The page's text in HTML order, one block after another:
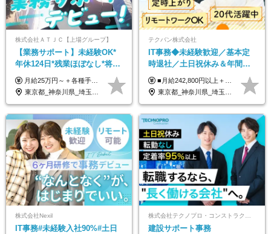
株式会社ＡＴＪＣ【上場グループ】
【業務サポート】未経験OK*
年休124日*残業ほぼなし*将来
活かせる専門スキル
月給25万円～＋各種手当（家族、資格、住宅など） ★ご経験をお持ちの方は前職給与保証！ ※試用期間は6ヶ月 ※上記には固定残業代（33,784円～／20時間分）を含みます。超過分は追加支給致します。 ※経験・スキル・能力を考慮して決定します。ご経験者の方の経験フェーズは不問です。 ＜各種手当＞ 住宅手当／家族手当／資格手当／特別手当など
東京都_神奈川県_埼玉県_千葉県
テクバン株式会社
IT事務◆未経験歓迎／基本定
時退社／土日祝休み＆年間休
日123日／賞与年2回／研修制
度充実／リモートOK
■月給242,800円以上＋諸手当＋賞与年2回＋業績賞与 ※固定残業代32,813円～/20時間分を含む ※超過分は別途支給 ※経験・年齢を考慮の上、当社規定により決定 ※試用期間6ヵ月間（待遇に差異なし）
東京都_神奈川県_埼玉県_千葉県
株式会社Nexil
IT事務#未経験入社90%#土日
株式会社テクノプロ・コンストラクション
建設サポート事務